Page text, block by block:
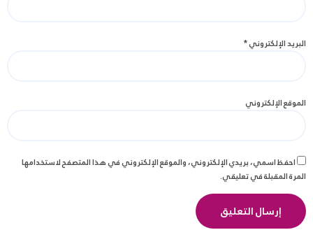
البريد الإلكتروني*
الموقع الإلكتروني
احفظ اسمي، بريدي الإلكتروني، والموقع الإلكتروني في هذا المتصفح لاستخدامها
المرة المقبلة في تعليقي.